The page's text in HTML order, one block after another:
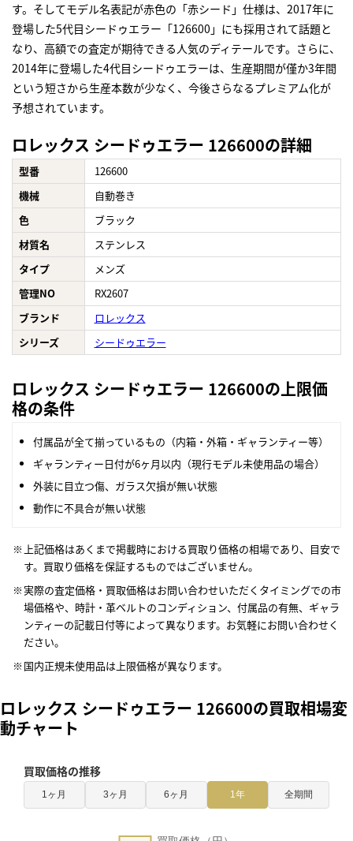
す。そしてモデル名表記が赤色の「赤シード」仕様は、2017年に
登場した5代目シードゥエラー「126600」にも採用されて話題と
なり、高額での査定が期待できる人気のディテールです。さらに、
2014年に登場した4代目シードゥエラーは、生産期間が僅か3年間
という短さから生産本数が少なく、今後さらなるプレミアム化が
予想されています。
ロレックス シードゥエラー 126600の詳細
型番
126600
機械
自動巻き
色
ブラック
材質名
ステンレス
タイプ
メンズ
管理NO
RX2607
ブランド
ロレックス
シリーズ
シードゥエラー
ロレックス シードゥエラー 126600の上限価
格の条件
付属品が全て揃っているもの（内箱・外箱・ギャランティー等）
ギャランティー日付が6ヶ月以内（現行モデル未使用品の場合）
外装に目立つ傷、ガラス欠損が無い状態
動作に不具合が無い状態
上記価格はあくまで掲載時における買取り価格の相場であり、目安で
す。買取り価格を保証するものではございません。
実際の査定価格・買取価格はお問い合わせいただくタイミングでの市
場価格や、時計・革ベルトのコンディション、付属品の有無、ギャラ
ンティーの記載日付等によって異なります。お気軽にお問い合わせく
ださい。
国内正規未使用品は上限価格が異なります。
ロレックス シードゥエラー 126600の買取相場変
動チャート
買取価格の推移
1ヶ月 3ヶ月 6ヶ月 1年 全期間